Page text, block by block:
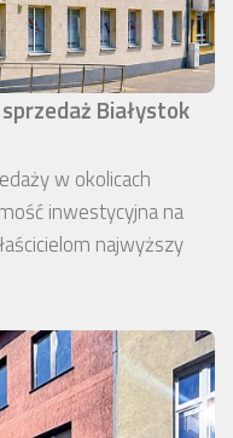
Białystok
w okolicach
inwestycyjna na
najwyższy